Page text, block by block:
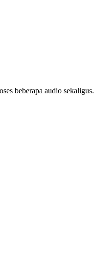
beberapa audio sekaligus.